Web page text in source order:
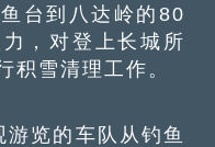
台到八达岭的80
，对登上长城所
积雪清理工作。
览的车队从钓鱼